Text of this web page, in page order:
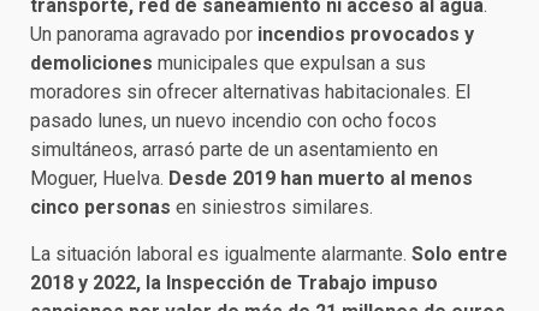
transporte, red de saneamiento ni acceso al agua.
Un panorama agravado por incendios provocados y
demoliciones municipales que expulsan a sus
moradores sin ofrecer alternativas habitacionales. El
pasado lunes, un nuevo incendio con ocho focos
simultáneos, arrasó parte de un asentamiento en
Moguer, Huelva. Desde 2019 han muerto al menos
cinco personas en siniestros similares.
La situación laboral es igualmente alarmante. Solo entre
2018 y 2022, la Inspección de Trabajo impuso